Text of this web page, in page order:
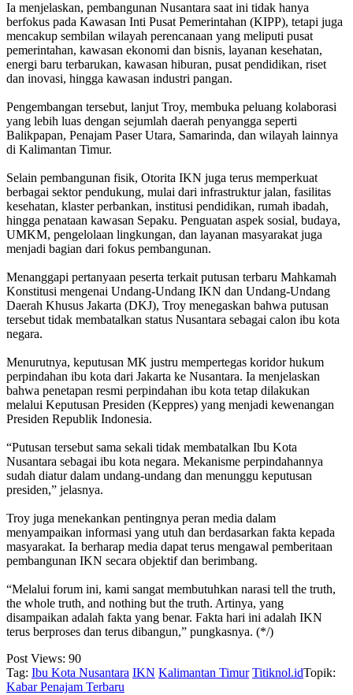
‎Ia menjelaskan, pembangunan Nusantara saat ini tidak hanya
berfokus pada Kawasan Inti Pusat Pemerintahan (KIPP), tetapi juga
mencakup sembilan wilayah perencanaan yang meliputi pusat
pemerintahan, kawasan ekonomi dan bisnis, layanan kesehatan,
energi baru terbarukan, kawasan hiburan, pusat pendidikan, riset
dan inovasi, hingga kawasan industri pangan.
‎Pengembangan tersebut, lanjut Troy, membuka peluang kolaborasi
yang lebih luas dengan sejumlah daerah penyangga seperti
Balikpapan, Penajam Paser Utara, Samarinda, dan wilayah lainnya
di Kalimantan Timur.
‎Selain pembangunan fisik, Otorita IKN juga terus memperkuat
berbagai sektor pendukung, mulai dari infrastruktur jalan, fasilitas
kesehatan, klaster perbankan, institusi pendidikan, rumah ibadah,
hingga penataan kawasan Sepaku. Penguatan aspek sosial, budaya,
UMKM, pengelolaan lingkungan, dan layanan masyarakat juga
menjadi bagian dari fokus pembangunan.
‎Menanggapi pertanyaan peserta terkait putusan terbaru Mahkamah
Konstitusi mengenai Undang-Undang IKN dan Undang-Undang
Daerah Khusus Jakarta (DKJ), Troy menegaskan bahwa putusan
tersebut tidak membatalkan status Nusantara sebagai calon ibu kota
negara.
‎Menurutnya, keputusan MK justru mempertegas koridor hukum
perpindahan ibu kota dari Jakarta ke Nusantara. Ia menjelaskan
bahwa penetapan resmi perpindahan ibu kota tetap dilakukan
melalui Keputusan Presiden (Keppres) yang menjadi kewenangan
Presiden Republik Indonesia.
‎“Putusan tersebut sama sekali tidak membatalkan Ibu Kota
Nusantara sebagai ibu kota negara. Mekanisme perpindahannya
sudah diatur dalam undang-undang dan menunggu keputusan
presiden,” jelasnya.
‎Troy juga menekankan pentingnya peran media dalam
menyampaikan informasi yang utuh dan berdasarkan fakta kepada
masyarakat. Ia berharap media dapat terus mengawal pemberitaan
pembangunan IKN secara objektif dan berimbang.
‎“Melalui forum ini, kami sangat membutuhkan narasi tell the truth,
the whole truth, and nothing but the truth. Artinya, yang
disampaikan adalah fakta yang benar. Fakta hari ini adalah IKN
terus berproses dan terus dibangun,” pungkasnya. (*/)
Post Views: 90
Tag: Ibu Kota Nusantara IKN Kalimantan Timur Titiknol.idTopik:
Kabar Penajam Terbaru